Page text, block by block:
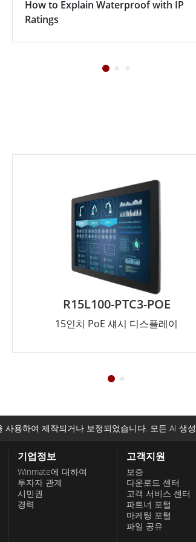
How to Explain Waterproof with IP
Ratings
R15L100-PTC3-POE
15인치 PoE 섀시 디스플레이
용하여 제작되거나 보정되었습니다. 모든 AI 생
기업정보
Winmate에 대하여
투자자 관계
시민권
경력
고객지원
보증
다운로드 센터
고객 서비스 센터
파트너 포털
마케팅 포털
파일 공유